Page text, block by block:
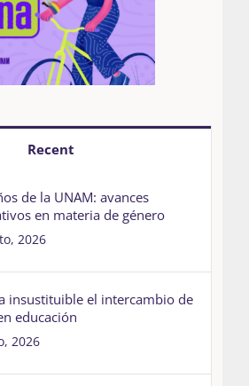
Recent
de la UNAM: avances
en materia de género
2026
insustituible el intercambio de
educación
2026